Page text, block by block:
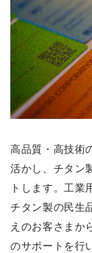
高品質・高技術
活かし、チタン
トします。工業
チタン製の民生
えのお客さまか
のサポートを行